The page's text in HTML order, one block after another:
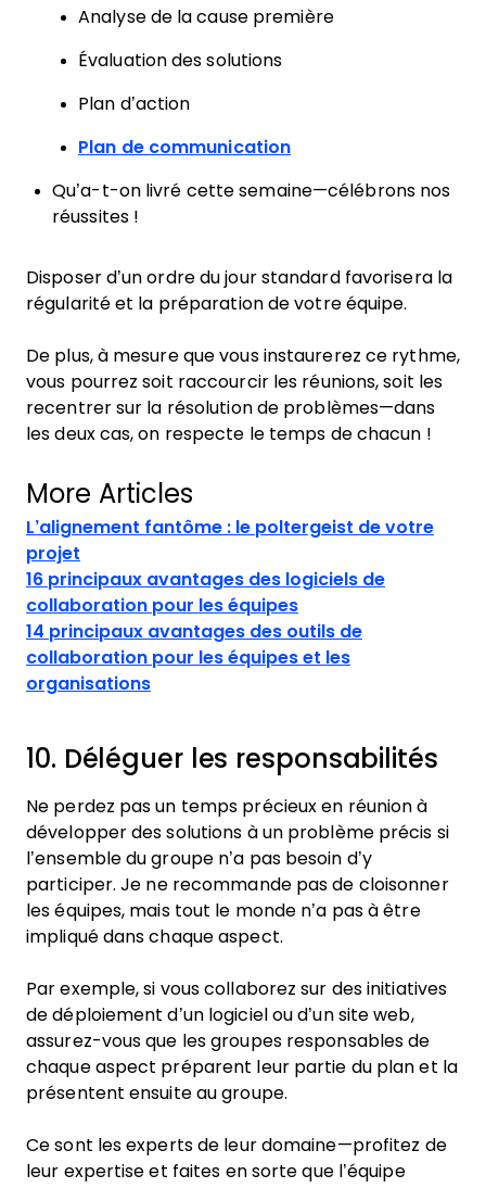
Analyse de la cause première
Évaluation des solutions
Plan d’action
Plan de communication
Qu’a-t-on livré cette semaine—célébrons nos
réussites !
Disposer d’un ordre du jour standard favorisera la
régularité et la préparation de votre équipe.
De plus, à mesure que vous instaurerez ce rythme,
vous pourrez soit raccourcir les réunions, soit les
recentrer sur la résolution de problèmes—dans
les deux cas, on respecte le temps de chacun !
More Articles
L’alignement fantôme : le poltergeist de votre
projet
16 principaux avantages des logiciels de
collaboration pour les équipes
14 principaux avantages des outils de
collaboration pour les équipes et les
organisations
10. Déléguer les responsabilités
Ne perdez pas un temps précieux en réunion à
développer des solutions à un problème précis si
l’ensemble du groupe n’a pas besoin d’y
participer. Je ne recommande pas de cloisonner
les équipes, mais tout le monde n’a pas à être
impliqué dans chaque aspect.
Par exemple, si vous collaborez sur des initiatives
de déploiement d’un logiciel ou d’un site web,
assurez-vous que les groupes responsables de
chaque aspect préparent leur partie du plan et la
présentent ensuite au groupe.
Ce sont les experts de leur domaine—profitez de
leur expertise et faites en sorte que l’équipe